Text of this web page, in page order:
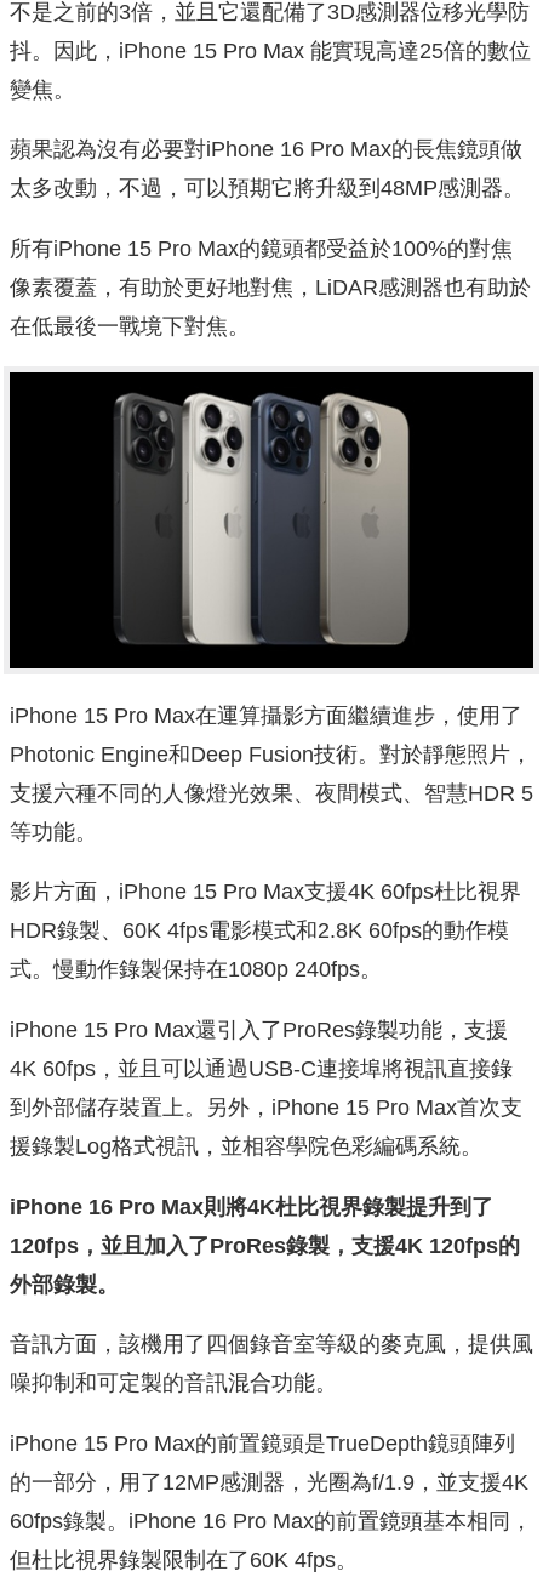
不是之前的3倍，並且它還配備了3D感測器位移光學防
抖。因此，iPhone 15 Pro Max 能實現高達25倍的數位
變焦。
蘋果認為沒有必要對iPhone 16 Pro Max的長焦鏡頭做
太多改動，不過，可以預期它將升級到48MP感測器。
所有iPhone 15 Pro Max的鏡頭都受益於100%的對焦
像素覆蓋，有助於更好地對焦，LiDAR感測器也有助於
在低最後一戰境下對焦。
iPhone 15 Pro Max在運算攝影方面繼續進步，使用了
Photonic Engine和Deep Fusion技術。對於靜態照片，
支援六種不同的人像燈光效果、夜間模式、智慧HDR 5
等功能。
影片方面，iPhone 15 Pro Max支援4K 60fps杜比視界
HDR錄製、60K 4fps電影模式和2.8K 60fps的動作模
式。慢動作錄製保持在1080p 240fps。
iPhone 15 Pro Max還引入了ProRes錄製功能，支援
4K 60fps，並且可以通過USB-C連接埠將視訊直接錄
到外部儲存裝置上。另外，iPhone 15 Pro Max首次支
援錄製Log格式視訊，並相容學院色彩編碼系統。
iPhone 16 Pro Max則將4K杜比視界錄製提升到了
120fps，並且加入了ProRes錄製，支援4K 120fps的
外部錄製。
音訊方面，該機用了四個錄音室等級的麥克風，提供風
噪抑制和可定製的音訊混合功能。
iPhone 15 Pro Max的前置鏡頭是TrueDepth鏡頭陣列
的一部分，用了12MP感測器，光圈為f/1.9，並支援4K
60fps錄製。iPhone 16 Pro Max的前置鏡頭基本相同，
但杜比視界錄製限制在了60K 4fps。